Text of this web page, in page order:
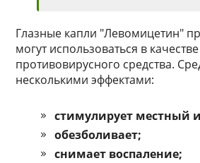
Глазные капли "Левомицетин"
могут использоваться в
противовирусного средства.
несколькими эффектами:
стимулирует местный
обезболивает;
снимает воспаление;